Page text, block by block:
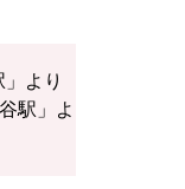
より
駅」よ